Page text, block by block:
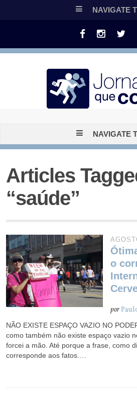
NAVIGATE
NAVIGATE
Articles
“saúde”
o
por
NÃO EXISTE ESPAÇO VAZIO NO
como também não existe espaço vazio
forcei a mão. Até porque a frase, como
corresponde aos fatos.…